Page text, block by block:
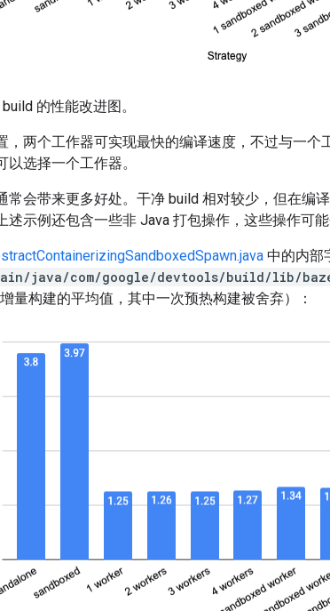
的性能改进图。
，两个工作器可实现最快的编译速度，不过与一个
以选择一个工作器。
常会带来更多好处。干净 build 相对较少，但在编
述示例还包含一些非 Java 打包操作，这些操作可能
中的内部
java/com/google/devtools/build/lib/
量构建的平均值，其中一次预热构建被舍弃）：